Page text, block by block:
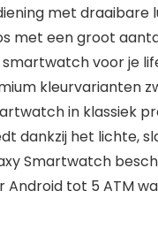
met
met een groot
smartwatch voor je
kleurvarianten
in klassiek
dankzij het lichte,
Smartwatch
tot 5 ATM